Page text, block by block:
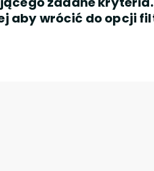
aby wrócić do opcji